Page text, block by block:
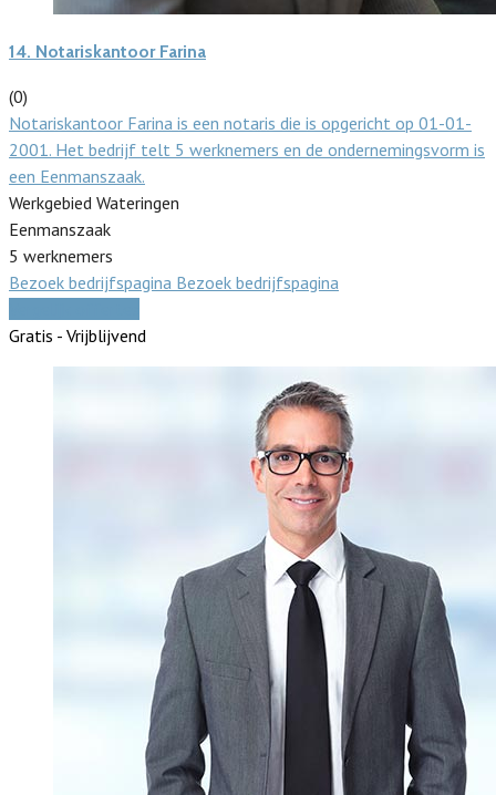
14. Notariskantoor Farina
(0)
Notariskantoor Farina is een notaris die is opgericht op 01-01-
2001. Het bedrijf telt 5 werknemers en de ondernemingsvorm is
een Eenmanszaak.
Werkgebied Wateringen
Eenmanszaak
5 werknemers
Bezoek bedrijfspagina Bezoek bedrijfspagina
Gratis - Vrijblijvend